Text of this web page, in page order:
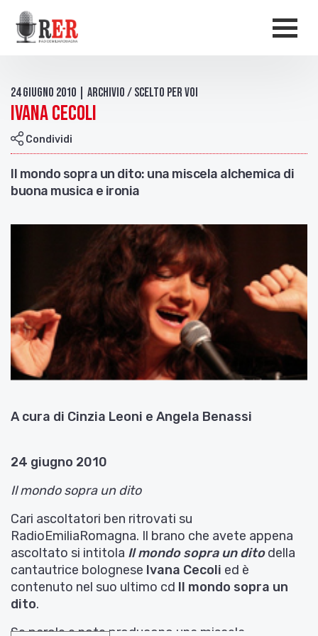
Salta al contenuto principale
24 Giugno 2010 | Archivio / Scelto per voi
Ivana Cecoli
Condividi
Il mondo sopra un dito: una miscela alchemica di
buona musica e ironia
A cura di Cinzia Leoni e Angela Benassi
24 giugno 2010
Il mondo sopra un dito
Cari ascoltatori ben ritrovati su
RadioEmiliaRomagna. Il brano che avete appena
ascoltato si intitola Il mondo sopra un ditodella
cantautrice bolognese Ivana Cecoli ed è
contenuto nel suo ultimo cd Il mondo sopra un
dito.
Se parole e note producono una miscela